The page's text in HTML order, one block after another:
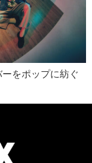
をポップに紡ぐ